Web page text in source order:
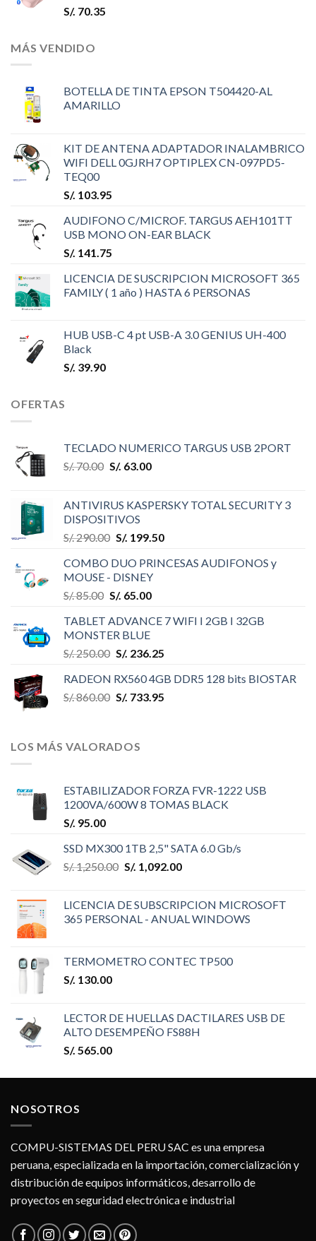
S/. 70.35
MÁS VENDIDO
BOTELLA DE TINTA EPSON T504420-AL
AMARILLO
KIT DE ANTENA ADAPTADOR INALAMBRICO
WIFI DELL 0GJRH7 OPTIPLEX CN-097PD5-
TEQ00
S/. 103.95
AUDIFONO C/MICROF. TARGUS AEH101TT
USB MONO ON-EAR BLACK
S/. 141.75
LICENCIA DE SUSCRIPCION MICROSOFT 365
FAMILY ( 1 año ) HASTA 6 PERSONAS
HUB USB-C 4 pt USB-A 3.0 GENIUS UH-400
Black
S/. 39.90
OFERTAS
TECLADO NUMERICO TARGUS USB 2PORT
S/.70.00 S/. 63.00
ANTIVIRUS KASPERSKY TOTAL SECURITY 3
DISPOSITIVOS
S/.290.00 S/. 199.50
COMBO DUO PRINCESAS AUDIFONOS y
MOUSE - DISNEY
S/.85.00 S/. 65.00
TABLET ADVANCE 7 WIFI I 2GB I 32GB
MONSTER BLUE
S/.250.00 S/. 236.25
RADEON RX560 4GB DDR5 128 bits BIOSTAR
S/.860.00 S/. 733.95
LOS MÁS VALORADOS
ESTABILIZADOR FORZA FVR-1222 USB
1200VA/600W 8 TOMAS BLACK
S/. 95.00
SSD MX300 1TB 2,5" SATA 6.0 Gb/s
S/.1,250.00 S/. 1,092.00
LICENCIA DE SUBSCRIPCION MICROSOFT
365 PERSONAL - ANUAL WINDOWS
TERMOMETRO CONTEC TP500
S/. 130.00
LECTOR DE HUELLAS DACTILARES USB DE
ALTO DESEMPEÑO FS88H
S/. 565.00
NOSOTROS
COMPU-SISTEMAS DEL PERU SAC es una empresa
peruana, especializada en la importación, comercialización y
distribución de equipos informáticos, desarrollo de
proyectos en seguridad electrónica e industrial